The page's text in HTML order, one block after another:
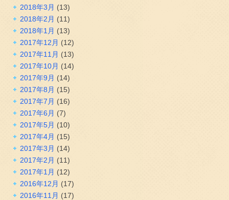
2018年3月 (13)
2018年2月 (11)
2018年1月 (13)
2017年12月 (12)
2017年11月 (13)
2017年10月 (14)
2017年9月 (14)
2017年8月 (15)
2017年7月 (16)
2017年6月 (7)
2017年5月 (10)
2017年4月 (15)
2017年3月 (14)
2017年2月 (11)
2017年1月 (12)
2016年12月 (17)
2016年11月 (17)